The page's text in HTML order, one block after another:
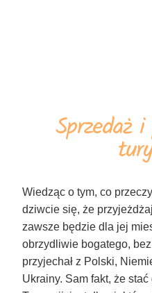
Sprzedaż
Wiedząc o tym, co
dziwcie się, że
zawsze będzie dla jej
obrzydliwie bogatego,
przyjechał z Polski,
Ukrainy. Sam fakt, że